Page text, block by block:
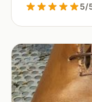
5/